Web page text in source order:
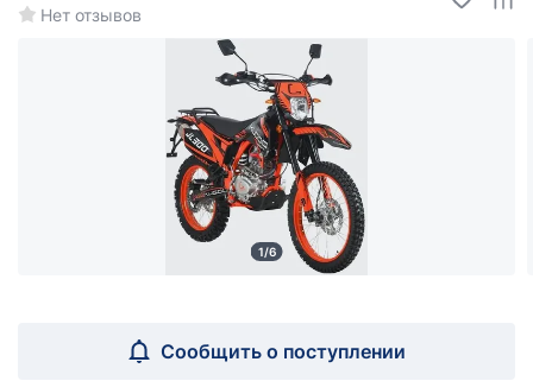
Нет отзывов
1/6
Сообщить о поступлении